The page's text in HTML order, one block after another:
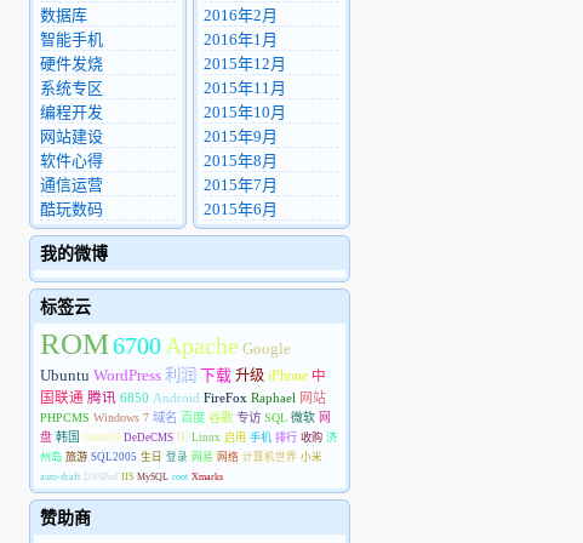
数据库
智能手机
硬件发烧
系统专区
编程开发
网站建设
软件心得
通信运营
酷玩数码
2016年2月
2016年1月
2015年12月
2015年11月
2015年10月
2015年9月
2015年8月
2015年7月
2015年6月
我的微博
标签云
ROM6700 Apache Google
Ubuntu WordPress 利润 下载 升级 iPhone 中
国联通 腾讯 6850 Android FireFox Raphael 网站
PHPCMS Windows 7 域名 百度 谷歌 专访 SQL 微软 网
盘 韩国 CentOS DeDeCMS IE Linux 启用 手机 排行 收购 济
州岛 旅游 SQL2005 生日 登录 网易 网络 计算机世界 小米
auto-draft DNSPod IIS MySQL root Xmarks
赞助商